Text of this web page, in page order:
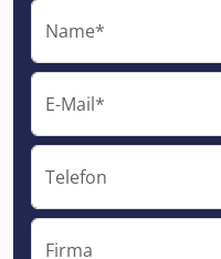
Name*
E-Mail*
Telefon
Firma